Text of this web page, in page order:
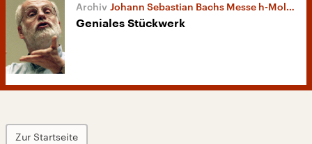
Johann Sebastian Bachs Messe h-Moll BWV 232
Geniales Stückwerk
Zur Startseite